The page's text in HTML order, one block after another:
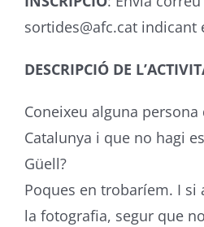
sortides@afc.cat indicant
DESCRIPCIÓ DE
Coneixeu alguna
Catalunya i que no hagi
Güell?
Poques en trobaríem. I si
la fotografia, segur que